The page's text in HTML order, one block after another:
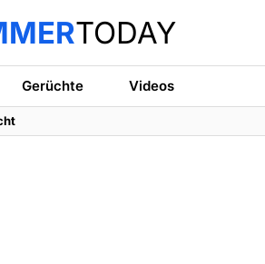
TODAY
Gerüchte Videos